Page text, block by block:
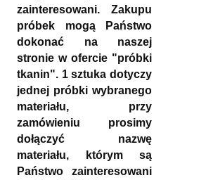
zainteresowani. Zakupu
próbek mogą Państwo
dokonać na naszej
stronie w ofercie "próbki
tkanin". 1 sztuka dotyczy
jednej próbki wybranego
materiału, przy
zamówieniu prosimy
dołączyć nazwę
materiału, którym są
Państwo zainteresowani